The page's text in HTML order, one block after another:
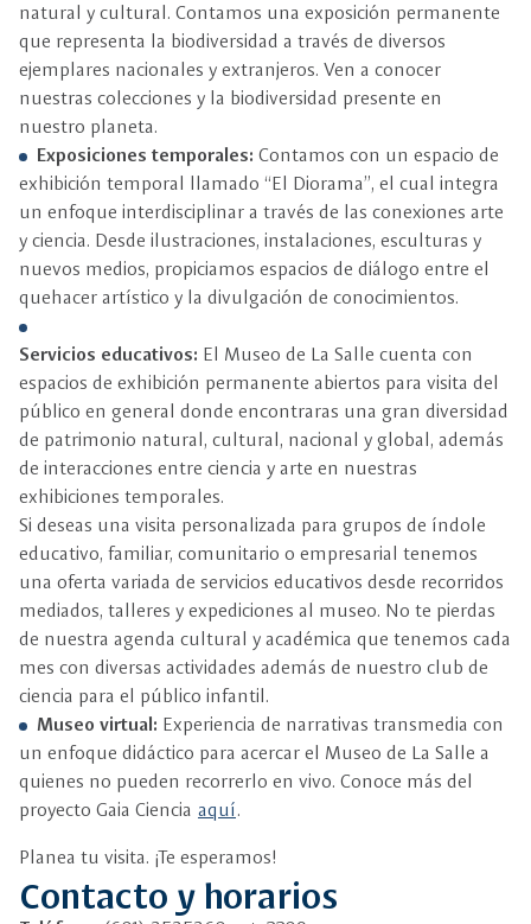
natural y cultural. Contamos una exposición permanente
que representa la biodiversidad a través de diversos
ejemplares nacionales y extranjeros. Ven a conocer
nuestras colecciones y la biodiversidad presente en
nuestro planeta.
Exposiciones temporales: Contamos con un espacio de
exhibición temporal llamado “El Diorama”, el cual integra
un enfoque interdisciplinar a través de las conexiones arte
y ciencia. Desde ilustraciones, instalaciones, esculturas y
nuevos medios, propiciamos espacios de diálogo entre el
quehacer artístico y la divulgación de conocimientos.
Servicios educativos: El Museo de La Salle cuenta con
espacios de exhibición permanente abiertos para visita del
público en general donde encontraras una gran diversidad
de patrimonio natural, cultural, nacional y global, además
de interacciones entre ciencia y arte en nuestras
exhibiciones temporales.
Si deseas una visita personalizada para grupos de índole
educativo, familiar, comunitario o empresarial tenemos
una oferta variada de servicios educativos desde recorridos
mediados, talleres y expediciones al museo. No te pierdas
de nuestra agenda cultural y académica que tenemos cada
mes con diversas actividades además de nuestro club de
ciencia para el público infantil.
Museo virtual: Experiencia de narrativas transmedia con
un enfoque didáctico para acercar el Museo de La Salle a
quienes no pueden recorrerlo en vivo. Conoce más del
proyecto Gaia Ciencia aquí.
Planea tu visita. ¡Te esperamos!
Contacto y horarios